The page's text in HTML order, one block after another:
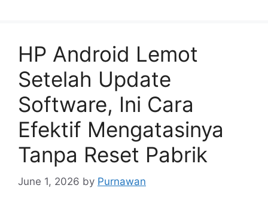
HP Android Lemot
Setelah Update
Software, Ini Cara
Efektif Mengatasinya
Tanpa Reset Pabrik
June 1, 2026 by Purnawan